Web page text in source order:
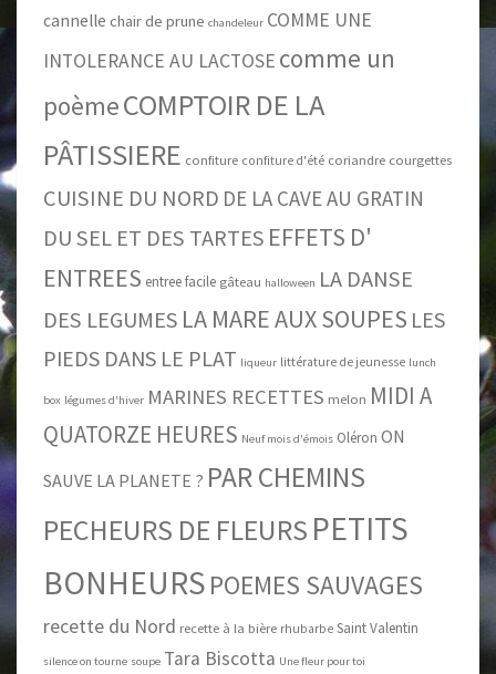
cannelle chair de prune chandeleur COMME UNE
INTOLERANCE AU LACTOSE comme un
poèmeCOMPTOIR DE LA
PÂTISSIERE confiture confiture d'été coriandre courgettes
CUISINE DU NORD DE LA CAVE AU GRATIN
DU SEL ET DES TARTES EFFETS D'
ENTREES entree facile gâteau halloween LA DANSE
DES LEGUMES LA MARE AUX SOUPES LES
PIEDS DANS LE PLAT liqueur littérature de jeunesse lunch
box légumes d'hiver MARINES RECETTES melon MIDI A
QUATORZE HEURES Neuf mois d'émois Oléron ON
SAUVE LA PLANETE ? PAR CHEMINS
PECHEURS DE FLEURS PETITS
BONHEURS POEMES SAUVAGES
recette du Nord recette à la bière rhubarbe Saint Valentin
silence on tourne soupe Tara Biscotta Une fleur pour toi